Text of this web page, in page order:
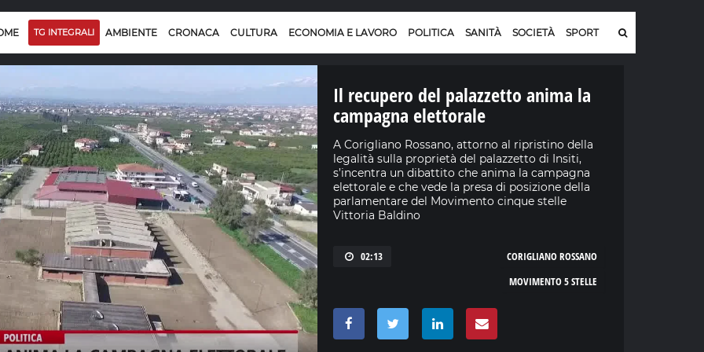
TG INTEGRALI AMBIENTE CRONACA CULTURA ECONOMIA E LAVORO POLITICA SANITÀ SOCIETÀ SPORT
Il recupero del palazzetto anima la
campagna elettorale
A Corigliano Rossano, attorno al ripristino della
legalità sulla proprietà del palazzetto di Insiti,
s’incentra un dibattito che anima la campagna
elettorale e che vede la presa di posizione della
parlamentare del Movimento cinque stelle
Vittoria Baldino
02:13
CORIGLIANO ROSSANO
MOVIMENTO 5 STELLE